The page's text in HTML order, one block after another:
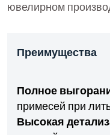
ювелирном
Преимущества
Полное
примесей при
Высокая